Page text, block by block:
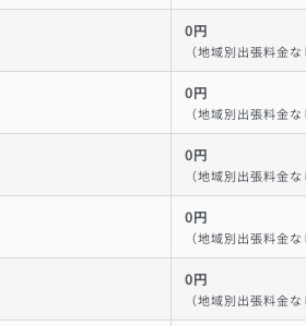
0円
（地域別出張料金
0円
（地域別出張料金
0円
（地域別出張料金
0円
（地域別出張料金
0円
（地域別出張料金